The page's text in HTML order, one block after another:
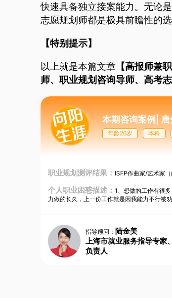
快速具备独立接案能力。无论
志愿规划师都是极具前瞻性的选
【特别提示】
以上就是本篇文章 【高报师兼
师、 职业规划咨询导师、 高考
本期咨询案例|唐
年龄26岁 本科
职业规划测评结果： ISFP作曲家/艺术家
个人职业困惑描述： 1、想做的工作有很
力做的长久，上一份工作就是因我能力不行被
指导顾问： 陆金美
上海市就业服务指导专家
负责人